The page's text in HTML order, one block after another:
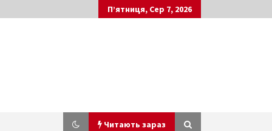
П’ятниця, Сер 7, 2026
Читають зараз